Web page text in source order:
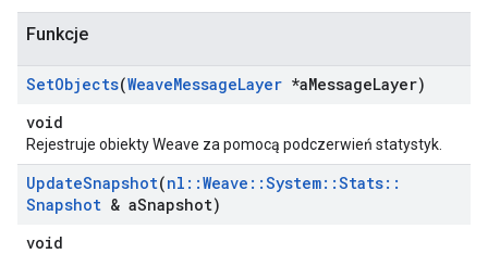
Funkcje
SetObjects(WeaveMessageLayer *aMessageLayer)
void
Rejestruje obiekty Weave za pomocą podczerwień statystyk.
UpdateSnapshot(nl ::Weave ::System::Stats::
Snapshot & aSnapshot)
void